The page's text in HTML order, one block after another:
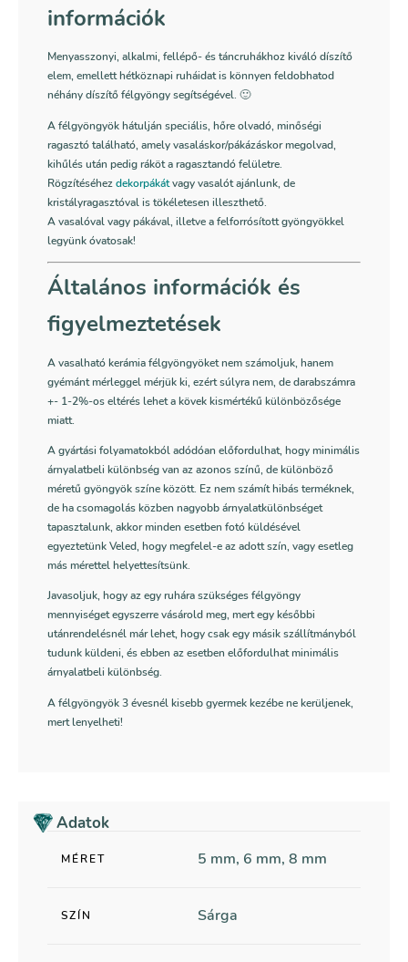
információk
Menyasszonyi, alkalmi, fellépő- és táncruhákhoz kiváló díszítő
elem, emellett hétköznapi ruháidat is könnyen feldobhatod
néhány díszítő félgyöngy segítségével. 🙂
A félgyöngyök hátulján speciális, hőre olvadó, minőségi
ragasztó található, amely vasaláskor/pákázáskor megolvad,
kihűlés után pedig ráköt a ragasztandó felületre.
Rögzítéséhezdekorpákátvagy vasalót ajánlunk, de
kristályragasztóval is tökéletesen illeszthető.
A vasalóval vagy pákával, illetve a felforrósított gyöngyökkel
legyünk óvatosak!
Általános információk és
figyelmeztetések
A vasalható kerámia félgyöngyöket nem számoljuk, hanem
gyémánt mérleggel mérjük ki, ezért súlyra nem, de darabszámra
+- 1-2%-os eltérés lehet a kövek kismértékű különbözősége
miatt.
A gyártási folyamatokból adódóan előfordulhat, hogy minimális
árnyalatbeli különbség van az azonos színű, de különböző
méretű gyöngyök színe között. Ez nem számít hibás terméknek,
de ha csomagolás közben nagyobb árnyalatkülönbséget
tapasztalunk, akkor minden esetben fotó küldésével
egyeztetünk Veled, hogy megfelel-e az adott szín, vagy esetleg
más mérettel helyettesítsünk.
Javasoljuk, hogy az egy ruhára szükséges félgyöngy
mennyiséget egyszerre vásárold meg, mert egy későbbi
utánrendelésnél már lehet, hogy csak egy másik szállítmányból
tudunk küldeni, és ebben az esetben előfordulhat minimális
árnyalatbeli különbség.
A félgyöngyök 3 évesnél kisebb gyermek kezébe ne kerüljenek,
mert lenyelheti!
Adatok
MÉRET 5 mm, 6 mm, 8 mm
SZÍN Sárga